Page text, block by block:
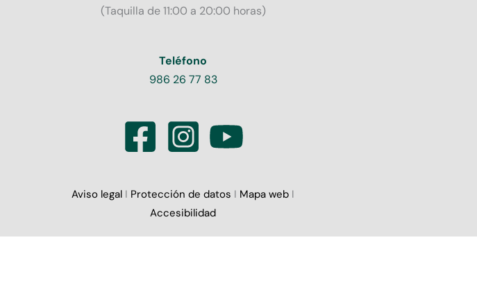
(Taquilla de 11:00 a 20:00 horas)
Teléfono
986 26 77 83
Aviso legal I Protección de datos I Mapa web I
Accesibilidad